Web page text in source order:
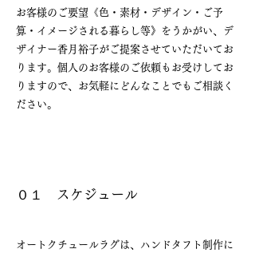
お客様のご要望《色・素材・デザイン・ご予
算・イメージされる暮らし等》をうかがい、デ
ザイナー香月裕子がご提案させていただいてお
ります。個人のお客様のご依頼もお受けしてお
りますので、お気軽にどんなことでもご相談く
ださい。
０１ スケジュール
オートクチュールラグは、ハンドタフト制作に